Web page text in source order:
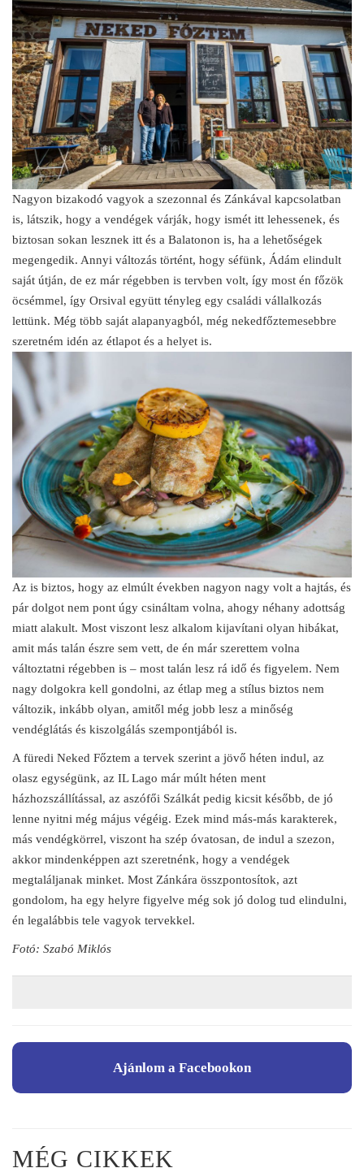
Nagyon bizakodó vagyok a szezonnal és Zánkával kapcsolatban
is, látszik, hogy a vendégek várják, hogy ismét itt lehessenek, és
biztosan sokan lesznek itt és a Balatonon is, ha a lehetőségek
megengedik. Annyi változás történt, hogy séfünk, Ádám elindult
saját útján, de ez már régebben is tervben volt, így most én főzök
öcsémmel, így Orsival együtt tényleg egy családi vállalkozás
lettünk. Még több saját alapanyagból, még nekedfőztemesebbre
szeretném idén az étlapot és a helyet is.
Az is biztos, hogy az elmúlt években nagyon nagy volt a hajtás, és
pár dolgot nem pont úgy csináltam volna, ahogy néhany adottság
miatt alakult. Most viszont lesz alkalom kijavítani olyan hibákat,
amit más talán észre sem vett, de én már szerettem volna
változtatni régebben is – most talán lesz rá idő és figyelem. Nem
nagy dolgokra kell gondolni, az étlap meg a stílus biztos nem
változik, inkább olyan, amitől még jobb lesz a minőség
vendéglátás és kiszolgálás szempontjából is.
A füredi Neked Főztem a tervek szerint a jövő héten indul, az
olasz egységünk, az IL Lago már múlt héten ment
házhozszállítással, az aszófői Szálkát pedig kicsit később, de jó
lenne nyitni még május végéig. Ezek mind más-más karakterek,
más vendégkörrel, viszont ha szép óvatosan, de indul a szezon,
akkor mindenképpen azt szeretnénk, hogy a vendégek
megtaláljanak minket. Most Zánkára összpontosítok, azt
gondolom, ha egy helyre figyelve még sok jó dolog tud elindulni,
én legalábbis tele vagyok tervekkel.
Fotó: Szabó Miklós
Ajánlom a Facebookon
MÉG CIKKEK